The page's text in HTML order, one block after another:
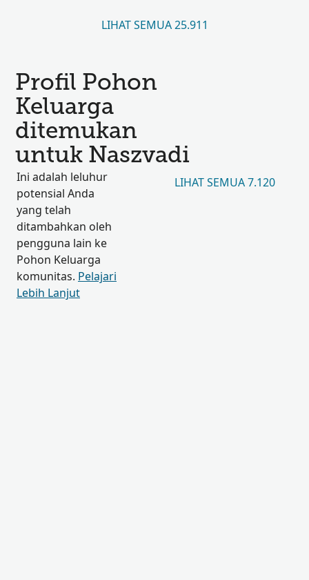
LIHAT SEMUA 25.911
Profil Pohon
Keluarga
ditemukan
untuk Naszvadi
Ini adalah leluhur
potensial Anda
yang telah
ditambahkan oleh
pengguna lain ke
Pohon Keluarga
komunitas. Pelajari
Lebih Lanjut
LIHAT SEMUA 7.120